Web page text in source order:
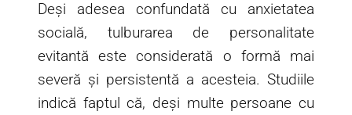
Deși adesea confundată cu anxietatea
socială, tulburarea de personalitate
evitantă este considerată o formă mai
severă și persistentă a acesteia. Studiile
indică faptul că, deși multe persoane cu